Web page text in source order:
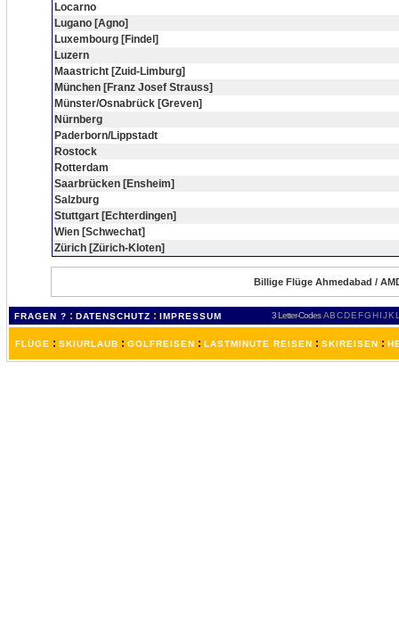
Locarno
Lugano [Agno]
Luxembourg [Findel]
Luzern
Maastricht [Zuid-Limburg]
München [Franz Josef Strauss]
Münster/Osnabrück [Greven]
Nürnberg
Paderborn/Lippstadt
Rostock
Rotterdam
Saarbrücken [Ensheim]
Salzburg
Stuttgart [Echterdingen]
Wien [Schwechat]
Zürich [Zürich-Kloten]
Billige Flüge Ahmedabad /
FRAGEN ? : DATENSCHUTZ : IMPRESSUM 3 Letter-Codes ABCDEFGH IJKL
FLÜGE : SKIURLAUB : GOLFREISEN : LASTMINUTE REISEN : SKIREISEN :